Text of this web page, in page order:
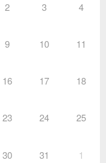
2 3 4
9 10 11
16 17 18
23 24 25
30 31 1